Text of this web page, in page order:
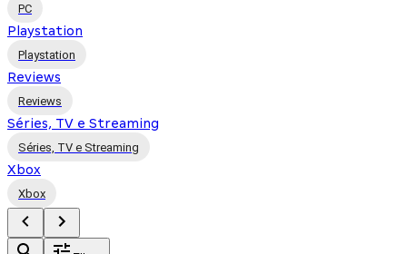
PC
Playstation
Playstation
Reviews
Reviews
Séries, TV e Streaming
Séries, TV e Streaming
Xbox
Xbox